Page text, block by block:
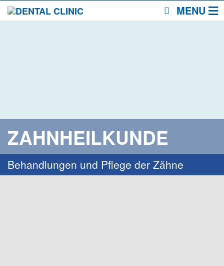
MENU
ZAHNHEILKUNDE
Behandlungen und Pflege der Zähne